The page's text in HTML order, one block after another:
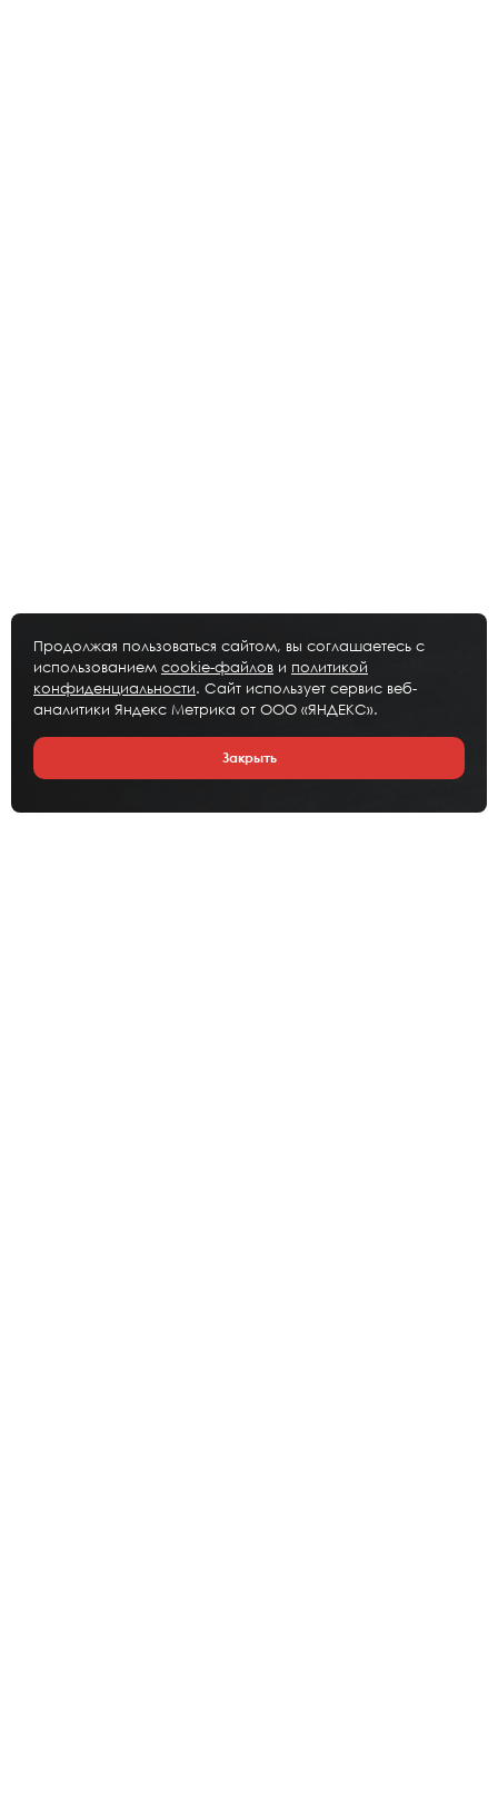
Продолжая пользоваться сайтом, вы соглашаетесь с
использованием cookie-файлов и политикой
конфиденциальности. Сайт использует сервис веб-
аналитики Яндекс Метрика от ООО «ЯНДЕКС».
Закрыть